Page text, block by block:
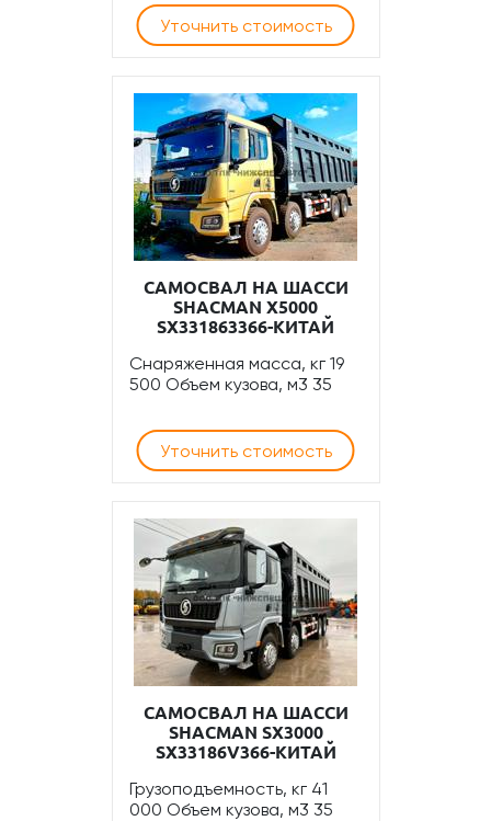
Уточнить стоимость
САМОСВАЛ НА ШАССИ
SHACMAN Х5000
SX331863366-КИТАЙ
Снаряженная масса, кг 19
500 Объем кузова, м3 35
Уточнить стоимость
САМОСВАЛ НА ШАССИ
SHACMAN SХ3000
SX33186V366-КИТАЙ
Грузоподъемность, кг 41
000 Объем кузова, м3 35